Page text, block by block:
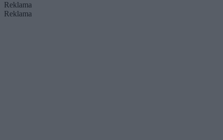
Reklama
Reklama